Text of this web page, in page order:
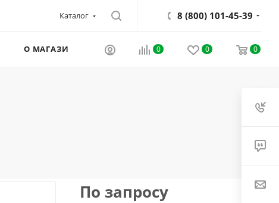
Каталог 8 (800) 101-45-39
0 0 0
О МАГАЗИНЕ
По запросу